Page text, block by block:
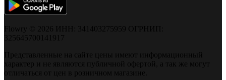
Flowry © 2026 ИНН: 341403275959 ОГРНИП:
325645700141917
Представленные на сайте цены имеют информационный
характер и не являются публичной офертой, а так же могут
отличаться от цен в розничном магазине.